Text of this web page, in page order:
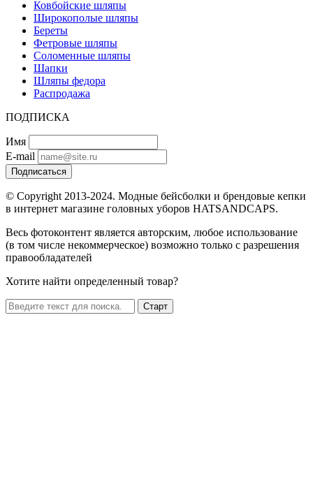
Ковбойские шляпы
Широкополые шляпы
Береты
Фетровые шляпы
Соломенные шляпы
Шапки
Шляпы федора
Распродажа
ПОДПИСКА
Имя
E-mail
Подписаться
© Copyright 2013-2024. Модные бейсболки и брендовые кепки
в интернет магазине головных уборов HATSANDCAPS.
Весь фотоконтент является авторским, любое использование
(в том числе некоммерческое) возможно только с разрешения
правообладателей
Хотите найти определенный товар?
Старт